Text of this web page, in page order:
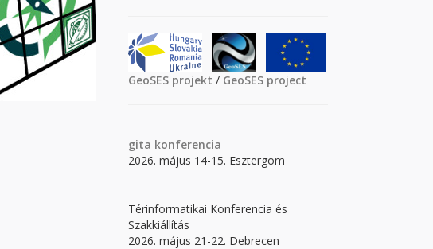
GeoSES projekt / GeoSES project
gita konferencia
2026. május 14-15. Esztergom
Térinformatikai Konferencia és
Szakkiállítás
2026. május 21-22. Debrecen